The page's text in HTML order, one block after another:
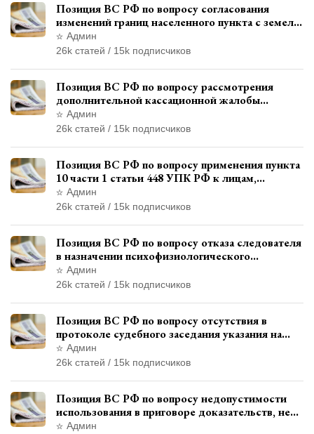
Позиция ВС РФ по вопросу согласования
изменений границ населенного пункта с земель
лесного фонда
Админ
26k статей / 15k подписчиков
Позиция ВС РФ по вопросу рассмотрения
дополнительной кассационной жалобы
адвоката в кассационной инстанции
Админ
26k статей / 15k подписчиков
Позиция ВС РФ по вопросу применения пункта
10 части 1 статьи 448 УПК РФ к лицам,
уволенным из следственных органов
Админ
26k статей / 15k подписчиков
Позиция ВС РФ по вопросу отказа следователя
в назначении психофизиологического
исследования показаний обвиняемой с
использованием полиграфа
Админ
26k статей / 15k подписчиков
Позиция ВС РФ по вопросу отсутствия в
протоколе судебного заседания указания на
возможность выступления в прениях сторон
при наличии аудиозаписи
Админ
26k статей / 15k подписчиков
Позиция ВС РФ по вопросу недопустимости
использования в приговоре доказательств, не
исследованных в судебном заседании
Админ